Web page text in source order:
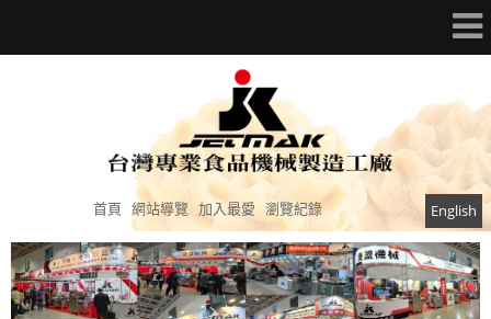
首頁 網站導覽 加入最愛 English
瀏覽紀錄